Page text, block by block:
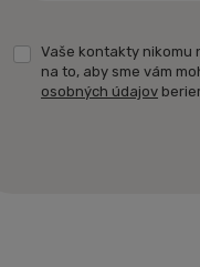
Vaše kontakty nikomu
na to, aby sme vám
osobných údajov